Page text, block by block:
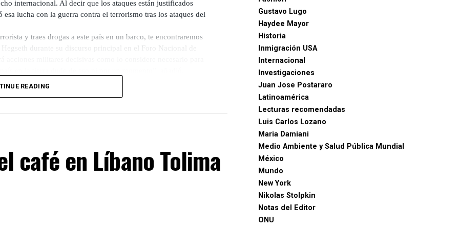
internacional. Al decir que los ataques están justificados
lucha con la guerra contra el terrorismo tras los ataques del
y traes drogas a este país en un barco, te encontraremos
durante su discurso principal en el Foro Nacional de
en septiembre, aun después de que el Pentágono supiera
drogas con los terroristas de Al Qaeda, los expertos han
y los esfuerzos para combatirlos.
de que el gobierno de Trump publicara su nueva estrategia de
READING
café en Líbano Tolima
Gustavo Lugo
Haydee Mayor
Historia
Inmigración USA
Internacional
Investigaciones
Juan Jose Postararo
Latinoamérica
Lecturas recomendadas
Luis Carlos Lozano
Maria Damiani
Medio Ambiente y Salud Pública Mundial
México
Mundo
New York
Nikolas Stolpkin
Notas del Editor
ONU